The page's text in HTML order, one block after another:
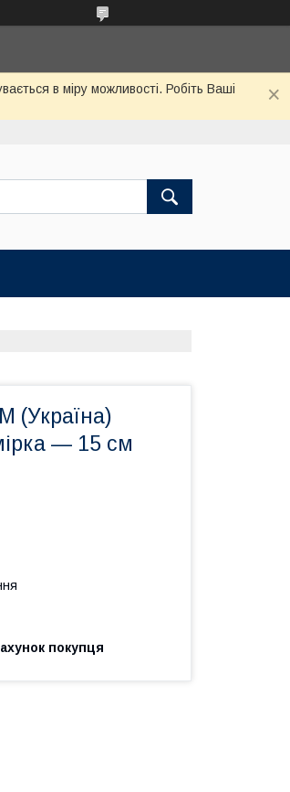
в міру можливості. Робіть Ваші
(Україна)
— 15 см
покупця